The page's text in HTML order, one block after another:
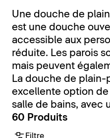
Une douche de
est une douche
accessible aux
réduite. Les parois
mais peuvent
La douche de
excellente option
salle de bains, avec
60 Produits
Filtre